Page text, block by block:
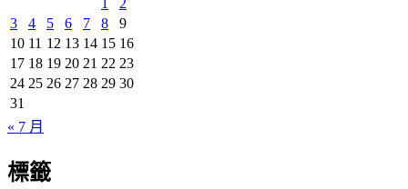
1
2
3
4 5 6 7 8
9
10 11 12 13 14 15 16
17 18 19 20 21 22 23
24 25 26 27 28 29 30
31
« 7 月
標籤